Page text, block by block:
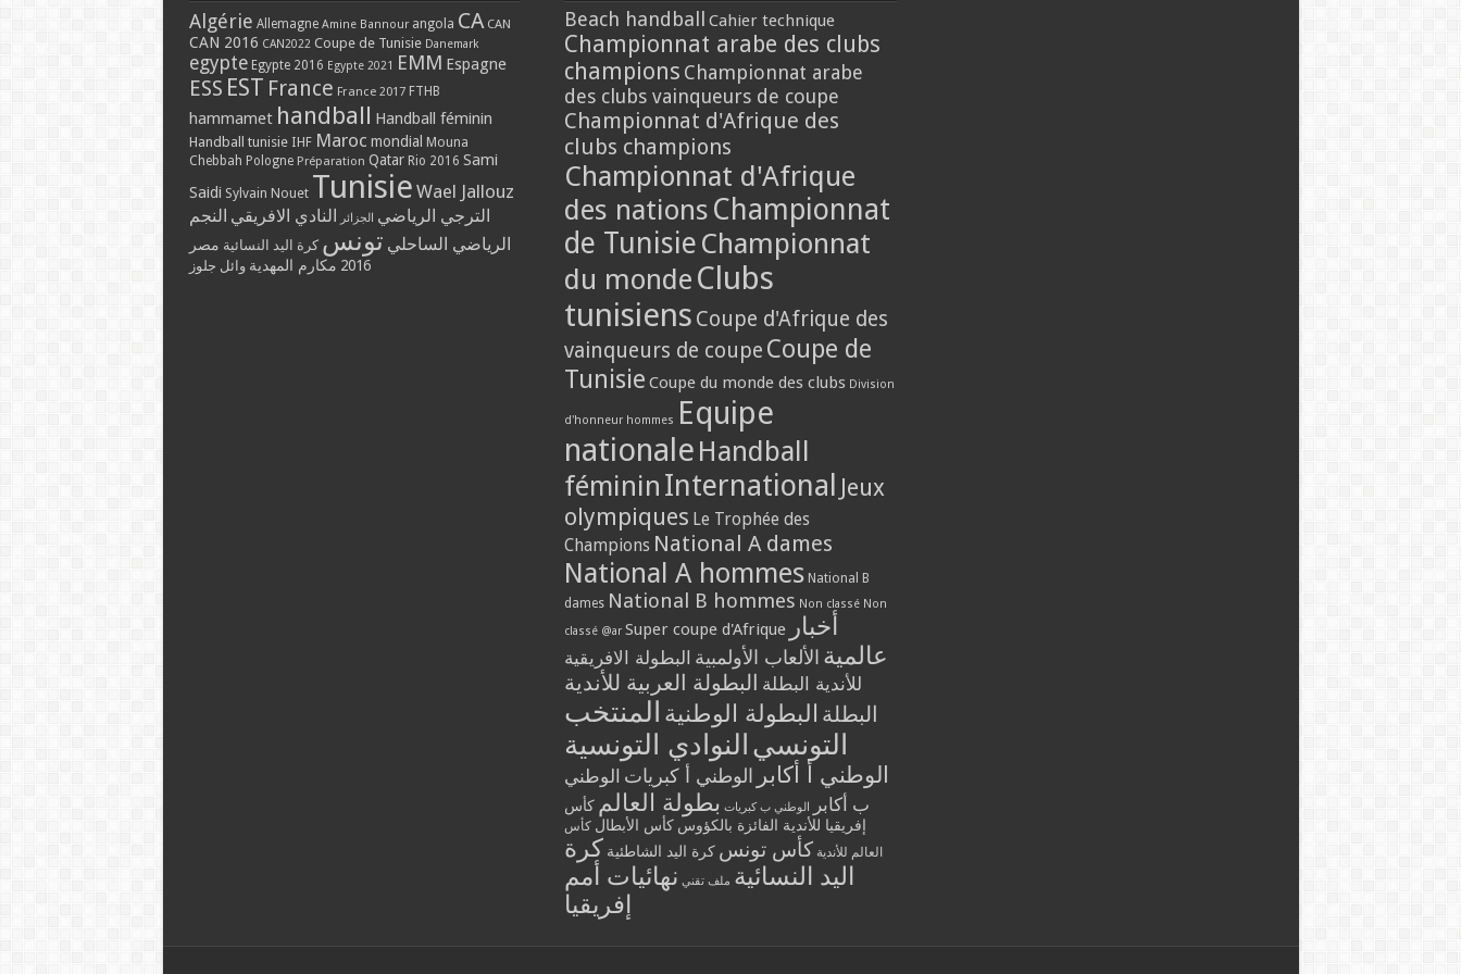
Algérie Allemagne Amine Bannour angola CA CAN
CAN 2016 CAN2022 Coupe de Tunisie Danemark
egypte Egypte 2016 Egypte 2021 EMM Espagne
ESS EST France France 2017 FTHB
hammamet handball Handball féminin
Handball tunisie IHF Maroc mondial Mouna
Chebbah Pologne Préparation Qatar Rio 2016 Sami
Saidi Sylvain Nouet Tunisie Wael Jallouz
الترجي الرياضي الجزائر النادي الافريقي النجم
الرياضي الساحلي تونس كرة اليد النسائية مصر
2016 مكارم المهدية وائل جلوز
Beach handball Cahier technique
Championnat arabe des clubs
champions Championnat arabe
des clubs vainqueurs de coupe
Championnat d'Afrique des
clubs champions
Championnat d'Afrique
des nations Championnat
de Tunisie Championnat
du monde Clubs
tunisiens Coupe d'Afrique des
vainqueurs de coupe Coupe de
Tunisie Coupe du monde des clubs Division
d'honneur hommes Equipe
nationale Handball
féminin International Jeux
olympiques Le Trophée des
Champions National A dames
National A hommes National B
dames National B hommes Non classé Non
classé @ar Super coupe d'Afrique أخبار
عالمية الألعاب الأولمبية البطولة الافريقية
للأندية البطلة البطولة العربية للأندية
البطلة البطولة الوطنية المنتخب
التونسي النوادي التونسية
الوطني أ أكابر الوطني أ كبريات الوطني
ب أكابر
الوطني ب كبريات بطولة العالم كأس
إفريقيا للأندية الفائزة بالكؤوس كأس الأبطال كأس
العالم للأندية كأس تونس كرة اليد الشاطئية كرة
اليد النسائية ملف تقني نهائيات أمم
إفريقيا